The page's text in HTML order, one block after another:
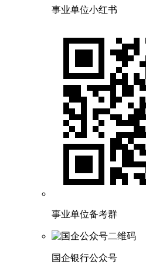
事业单位小红书
事业单位备考群
国企银行公众号